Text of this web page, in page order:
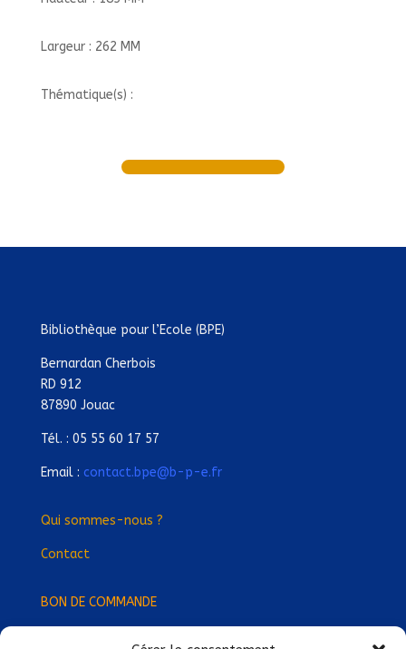
Largeur : 262 MM
Thématique(s) :
Bibliothèque pour l’Ecole (BPE)
Bernardan Cherbois
RD 912
87890 Jouac
Tél. : 05 55 60 17 57
Email : contact.bpe@b-p-e.fr
Qui sommes-nous ?
Contact
BON DE COMMANDE